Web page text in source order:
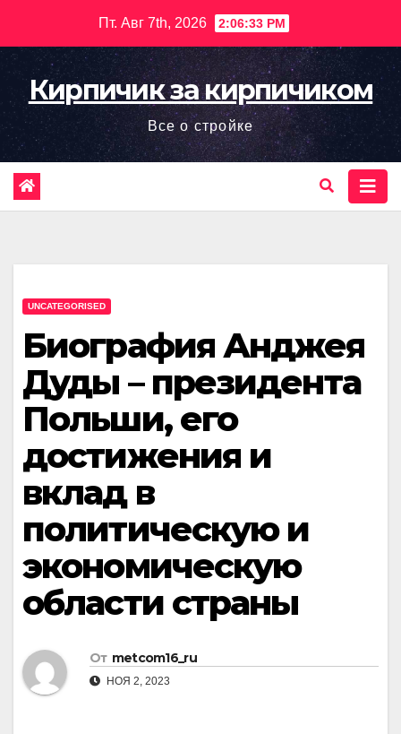
содержимому
Пт. Авг 7th, 2026 2:06:34 PM
Кирпичик за кирпичиком
Все о стройке
UNCATEGORISED
Биография Анджея
Дуды – президента
Польши, его
достижения и
вклад в
политическую и
экономическую
области страны
От metcom16_ru
НОЯ 2, 2023